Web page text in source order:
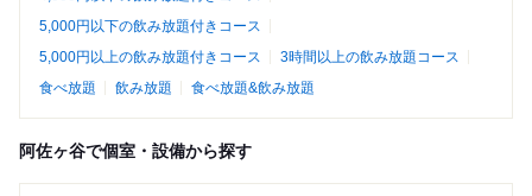
5,000円以下の飲み放題付きコース
5,000円以上の飲み放題付きコース
3時間以上の飲み放題コース
食べ放題
飲み放題 食べ放題&飲み放題
阿佐ヶ谷で個室・設備から探す